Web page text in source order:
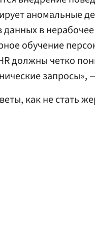
аномальные
в
обучение
должны четко
как не стать